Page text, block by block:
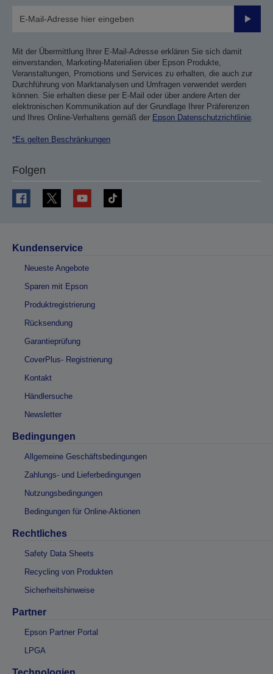
Mit der Übermittlung Ihrer E-Mail-Adresse erklären Sie sich damit
einverstanden, Marketing-Materialien über Epson Produkte,
Veranstaltungen, Promotions und Services zu erhalten, die auch zur
Durchführung von Marktanalysen und Umfragen verwendet werden
können. Sie erhalten diese per E-Mail oder über andere Arten der
elektronischen Kommunikation auf der Grundlage Ihrer Präferenzen
und Ihres Online-Verhaltens gemäß der Epson Datenschutzrichtlinie.
*Es gelten Beschränkungen
Folgen
Kundenservice
Neueste Angebote
Sparen mit Epson
Produktregistrierung
Rücksendung
Garantieprüfung
CoverPlus- Registrierung
Kontakt
Händlersuche
Newsletter
Bedingungen
Allgemeine Geschäftsbedingungen
Zahlungs- und Lieferbedingungen
Nutzungsbedingungen
Bedingungen für Online-Aktionen
Rechtliches
Safety Data Sheets
Recycling von Produkten
Sicherheitshinweise
Partner
Epson Partner Portal
LPGA